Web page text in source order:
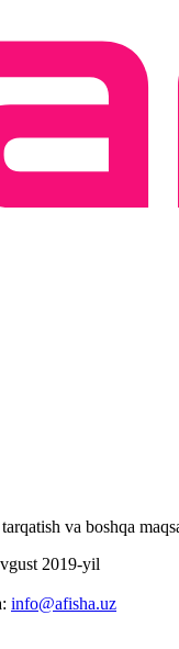
va boshqa
2019-yil
info@afisha.uz